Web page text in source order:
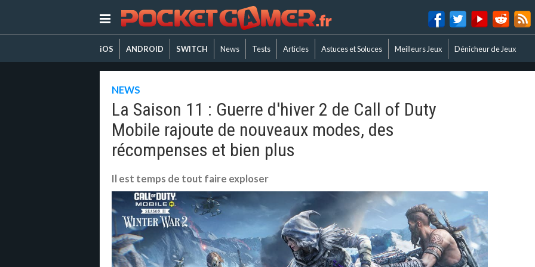
iOS ANDROID SWITCH News Tests Articles Astuces et Soluces Meilleurs Jeux Dénicheur de Jeux
NEWS
La Saison 11 : Guerre d'hiver 2 de Call of Duty
Mobile rajoute de nouveaux modes, des
récompenses et bien plus
Il est temps de tout faire exploser